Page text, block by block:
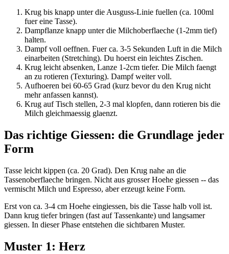
Krug bis knapp unter die Ausguss-Linie fuellen (ca. 100ml
fuer eine Tasse).
Dampflanze knapp unter die Milchoberflaeche (1-2mm tief)
halten.
Dampf voll oeffnen. Fuer ca. 3-5 Sekunden Luft in die Milch
einarbeiten (Stretching). Du hoerst ein leichtes Zischen.
Krug leicht absenken, Lanze 1-2cm tiefer. Die Milch faengt
an zu rotieren (Texturing). Dampf weiter voll.
Aufhoeren bei 60-65 Grad (kurz bevor du den Krug nicht
mehr anfassen kannst).
Krug auf Tisch stellen, 2-3 mal klopfen, dann rotieren bis die
Milch gleichmaessig glaenzt.
Das richtige Giessen: die Grundlage jeder
Form
Tasse leicht kippen (ca. 20 Grad). Den Krug nahe an die
Tassenoberflaeche bringen. Nicht aus grosser Hoehe giessen -- das
vermischt Milch und Espresso, aber erzeugt keine Form.
Erst von ca. 3-4 cm Hoehe eingiessen, bis die Tasse halb voll ist.
Dann krug tiefer bringen (fast auf Tassenkante) und langsamer
giessen. In dieser Phase entstehen die sichtbaren Muster.
Muster 1: Herz